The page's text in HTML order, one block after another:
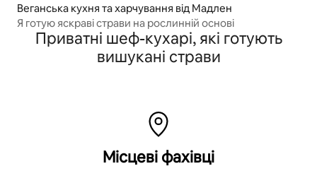
Веганська кухня та харчування від Мадлен
Я готую яскраві страви на рослинній основі
Приватні шеф-кухарі, які готують
вишукані страви
Місцеві фахівці